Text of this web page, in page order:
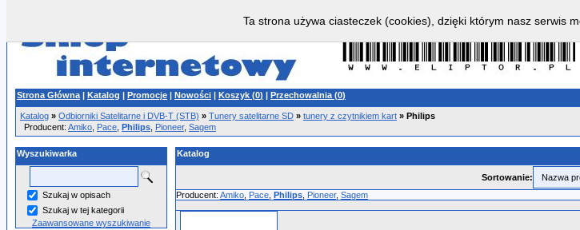
Strona Główna | Katalog | Promocje | Nowości | Koszyk (0) | Przechowalnia (0)
Katalog » Odbiorniki Satelitarne i DVB-T (STB) » Tunery satelitarne SD » tunery z czytnikiem kart » Philips
Producent: Amiko Pace Philips Pioneer, Sagem
Wyszukiwarka
Szukaj w opisach
Szukaj w tej kategorii
Zaawansowane wyszukiwanie
Katalog
Sortowanie:
Producent: Amiko Pace Philips Pioneer, Sagem
Ta strona używa ciasteczek (cookies), dzięki którym nasz serwis